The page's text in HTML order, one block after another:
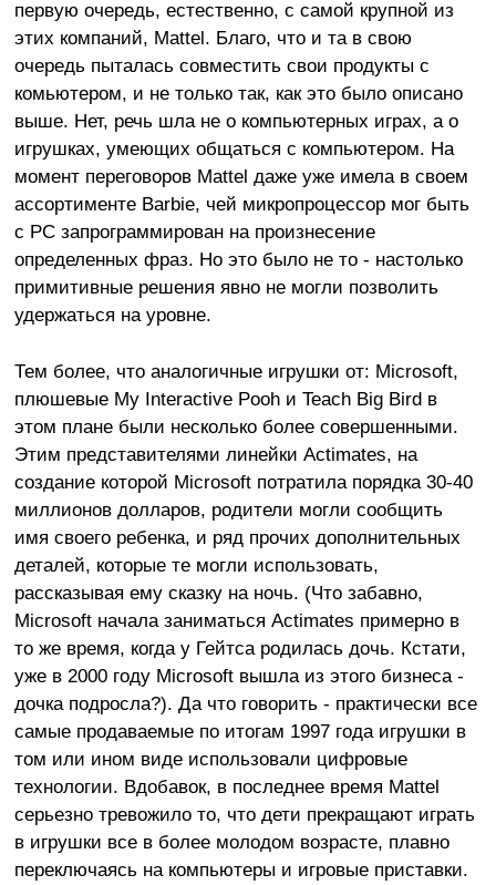
первую очередь, естественно, с самой крупной из
этих компаний, Mattel. Благо, что и та в свою
очередь пыталась совместить свои продукты с
комьютером, и не только так, как это было описано
выше. Нет, речь шла не о компьютерных играх, а о
игрушках, умеющих общаться с компьютером. На
момент переговоров Mattel даже уже имела в своем
ассортименте Barbie, чей микропроцессор мог быть
с PC запрограммирован на произнесение
определенных фраз. Но это было не то - настолько
примитивные решения явно не могли позволить
удержаться на уровне.
Тем более, что аналогичные игрушки от: Microsoft,
плюшевые My Interactive Pooh и Teach Big Bird в
этом плане были несколько более совершенными.
Этим представителями линейки Actimates, на
создание которой Microsoft потратила порядка 30-40
миллионов долларов, родители могли сообщить
имя своего ребенка, и ряд прочих дополнительных
деталей, которые те могли использовать,
рассказывая ему сказку на ночь. (Что забавно,
Microsoft начала заниматься Actimates примерно в
то же время, когда у Гейтса родилась дочь. Кстати,
уже в 2000 году Microsoft вышла из этого бизнеса -
дочка подросла?). Да что говорить - практически все
самые продаваемые по итогам 1997 года игрушки в
том или ином виде использовали цифровые
технологии. Вдобавок, в последнее время Mattel
серьезно тревожило то, что дети прекращают играть
в игрушки все в более молодом возрасте, плавно
переключаясь на компьютеры и игровые приставки.